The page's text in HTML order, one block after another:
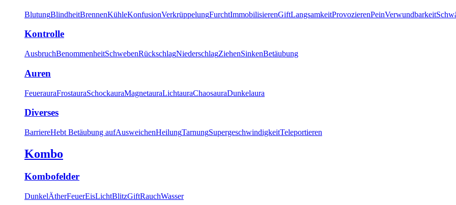
BlutungBlindheitBrennenKühleKonfusionVerkrüppelungFurchtImmobilisierenGiftLangsamkeitProvozierenPeinVerwundbarkeit
Kontrolle
AusbruchBenommenheitSchwebenRückschlagNiederschlagZiehenSinkenBetäubung
Auren
FeuerauraFrostauraSchockauraMagnetauraLichtauraChaosauraDunkelaura
Diverses
BarriereHebt Betäubung aufAusweichenHeilungTarnungSupergeschwindigkeitTeleportieren
Kombo
Kombofelder
DunkelÄtherFeuerEisLichtBlitzGiftRauchWasser